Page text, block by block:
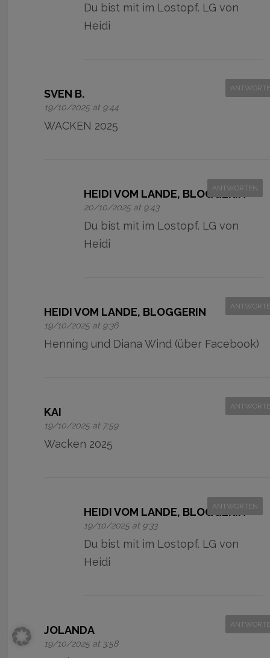
Du bist mit im Lostopf. LG von
Heidi
SVEN B.
19/10/2025 at 9:44
WACKEN 2025
HEIDI VOM LANDE, BLOGGERIN
20/10/2025 at 9:43
ANTWORTEN
Du bist mit im Lostopf. LG von
Heidi
HEIDI VOM LANDE, BLOGGERIN
19/10/2025 at 9:36
Henning und Diana Wind (über Facebook)
KAI
19/10/2025 at 7:59
Wacken 2025
HEIDI VOM LANDE, BLOGGERIN
19/10/2025 at 9:33
ANTWORTEN
Du bist mit im Lostopf. LG von
Heidi
JOLANDA
19/10/2025 at 3:58